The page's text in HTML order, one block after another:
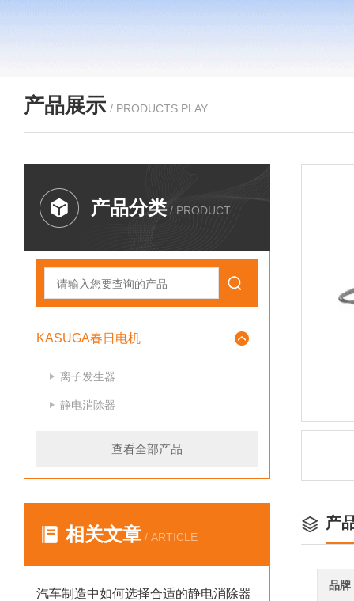
产品展示 / PRODUCTS PLAY
产品分类 / PRODUCT
KASUGA春日电机
离子发生器
静电消除器
查看全部产品
相关文章 / ARTICLE
汽车制造中如何选择合适的静电消除器
产
品牌